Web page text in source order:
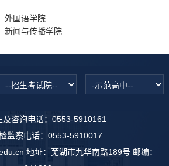
外国语学院
新闻与传播学院
及咨询电话：0553-5910161
监察电话：0553-5910017
地址：芜湖市九华南路189号 邮编：